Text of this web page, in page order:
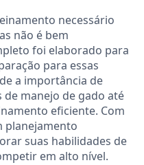
necessário
não é bem
foi elaborado para
para essas
a importância de
de manejo de gado até
eficiente. Com
planejamento
suas habilidades de
em alto nível.